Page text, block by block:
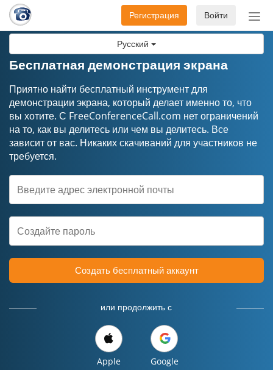
Русский
Войти
Регистрация
Бесплатная демонстрация экрана
Приятно найти бесплатный инструмент для
демонстрации экрана, который делает именно то, что
вы хотите. С FreeConferenceCall.com нет ограничений
на то, как вы делитесь или чем вы делитесь. Все
зависит от вас. Никаких скачиваний для участников не
требуется.
Создать бесплатный аккаунт
или продолжить с
Apple Google